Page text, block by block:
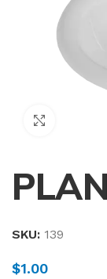
SKU: 139
$1.00